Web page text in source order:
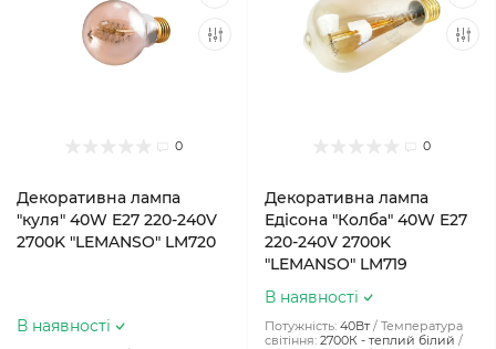
0
Декоративна лампа
"куля" 40W E27 220-240V
2700K "LEMANSO" LM720
В наявності
0
Декоративна лампа
Едісона "Колба" 40W E27
220-240V 2700K
"LEMANSO" LM719
В наявності
Потужність: 40Вт
Температура
світіння: 2700К - теплий білий